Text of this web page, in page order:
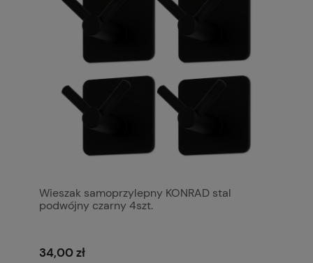
Wieszak samoprzylepny KONRAD stal
podwójny czarny 4szt.
34,00 zł